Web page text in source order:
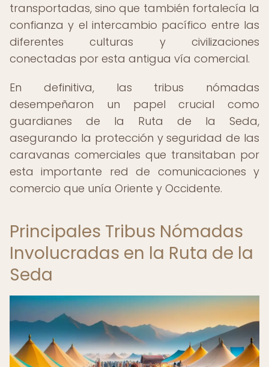
transportadas, sino que también fortalecía la
confianza y el intercambio pacífico entre las
diferentes culturas y civilizaciones
conectadas por esta antigua vía comercial.
En definitiva, las tribus nómadas
desempeñaron un papel crucial como
guardianes de la Ruta de la Seda,
asegurando la protección y seguridad de las
caravanas comerciales que transitaban por
esta importante red de comunicaciones y
comercio que unía Oriente y Occidente.
Principales Tribus Nómadas
Involucradas en la Ruta de la
Seda